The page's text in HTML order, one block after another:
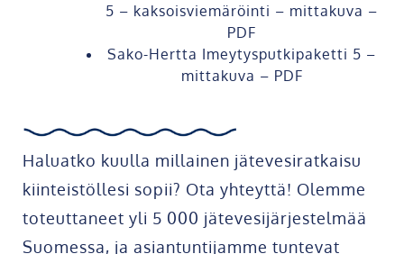
5 – kaksoisviemäröinti – mittakuva –
PDF
Sako-Hertta Imeytysputkipaketti 5 –
mittakuva – PDF
Haluatko kuulla millainen jätevesiratkaisu
kiinteistöllesi sopii? Ota yhteyttä! Olemme
toteuttaneet yli 5 000 jätevesijärjestelmää
Suomessa, ja asiantuntijamme tuntevat